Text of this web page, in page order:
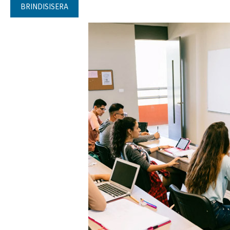
BRINDISISERA